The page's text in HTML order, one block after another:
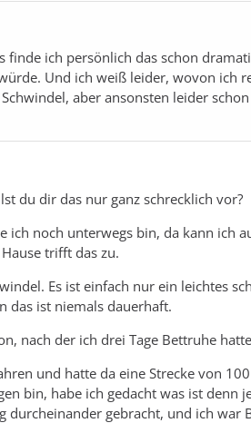
finde ich persönlich das schon
Und ich weiß leider, wovon ich
aber ansonsten leider
du dir das nur ganz schrecklich vor?
ich noch unterwegs bin, da kann ich
trifft das zu.
Es ist einfach nur ein leichtes
das ist niemals dauerhaft.
nach der ich drei Tage Bettruhe
und hatte da eine Strecke von
bin, habe ich gedacht was ist denn
durcheinander gebracht, und ich war